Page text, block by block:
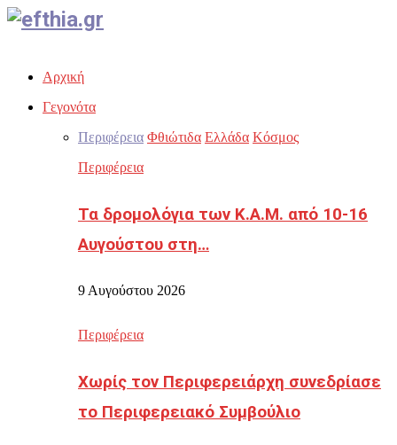
Facebook
Twitter
Instagram
Youtube
Email
Αρχική
Γεγονότα
Περιφέρεια Φθιώτιδα Ελλάδα Κόσμος
Περιφέρεια
Τα δρομολόγια των Κ.Α.Μ. από 10-16
Αυγούστου στη…
9 Αυγούστου 2026
Περιφέρεια
Χωρίς τον Περιφερειάρχη συνεδρίασε
το Περιφερειακό Συμβούλιο